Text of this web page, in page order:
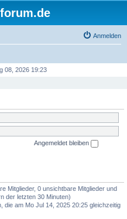
Anmelden
08, 2026 19:23
Angemeldet bleiben
Mitglieder, 0 unsichtbare Mitglieder und
der letzten 30 Minuten)
die am Mo Jul 14, 2025 20:25 gleichzeitig